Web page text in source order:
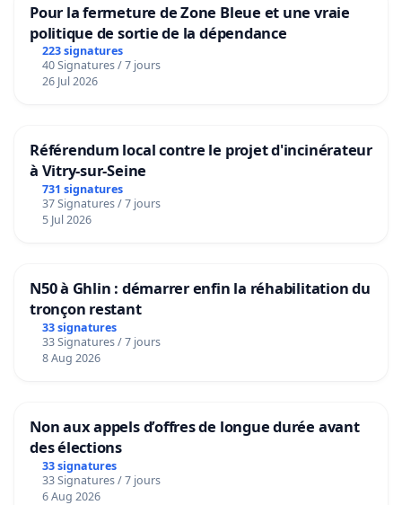
Pour la fermeture de Zone Bleue et une vraie
politique de sortie de la dépendance
223 signatures
40 Signatures / 7 jours
26 Jul 2026
Référendum local contre le projet d'incinérateur
à Vitry-sur-Seine
731 signatures
37 Signatures / 7 jours
5 Jul 2026
N50 à Ghlin : démarrer enfin la réhabilitation du
tronçon restant
33 signatures
33 Signatures / 7 jours
8 Aug 2026
Non aux appels d’offres de longue durée avant
des élections
33 signatures
33 Signatures / 7 jours
6 Aug 2026